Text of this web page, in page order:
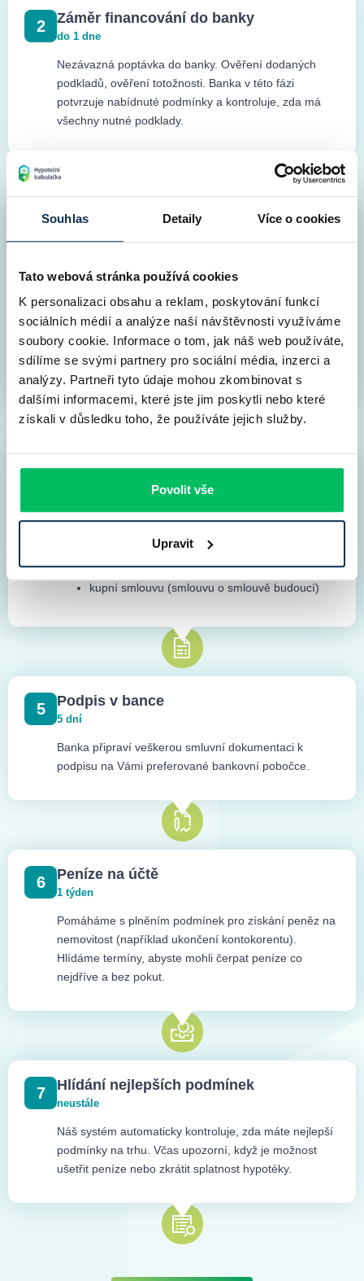
Souhlas Detaily Více o cookies
Tato webová stránka používá cookies
K personalizaci obsahu a reklam, poskytování funkcí
sociálních médií a analýze naší návštěvnosti využíváme
soubory cookie. Informace o tom, jak náš web používáte,
sdílíme se svými partnery pro sociální média, inzerci a
analýzy. Partneři tyto údaje mohou zkombinovat s
dalšími informacemi, které jste jim poskytli nebo které
získali v důsledku toho, že používáte jejich služby.
Povolit vše
Upravit
2 Záměr financování do banky
do 1 dne
Nezávazná poptávka do banky. Ověření dodaných
podkladů, ověření totožnosti. Banka v této fázi
potvrzuje nabídnuté podmínky a kontroluje, zda má
všechny nutné podklady.
3 Kontrola nemovitosti
Banka dělá cenový odhad nemovitosti. My
kontrolujeme: výpis z katastru, skutečného majitele,
zástavní právo, exekuce, věcná břemena a jiné
hypotéky. V nadstandardní variantě volitelně
zkontrolujeme i kupní smlouvu za pomocí
spolupracující právní kanceláře.
Seznam dokumentů, které je potřeba předložit:
výpis z katastru nemovitostí
zástavní právo ke kupované nemovitosti
kupní smlouvu (smlouvu o smlouvě budoucí)
5 Podpis v bance
5 dní
Banka připraví veškerou smluvní dokumentaci k
podpisu na Vámi preferované bankovní pobočce.
6 Peníze na účtě
1 týden
Pomáháme s plněním podmínek pro získání peněz na
nemovitost (například ukončení kontokorentu).
Hlídáme termíny, abyste mohli čerpat peníze co
nejdříve a bez pokut.
7 Hlídání nejlepších podmínek
neustále
Náš systém automaticky kontroluje, zda máte nejlepší
podmínky na trhu. Včas upozorní, když je možnost
ušetřit peníze nebo zkrátit splatnost hypotéky.